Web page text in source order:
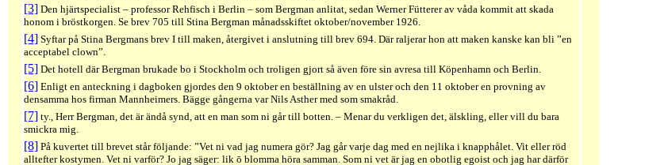
[3] Den hjärtspecialist – professor Rehfisch i Berlin – som Bergman anlitat, sedan Werner Fütterer av våda kommit att skada
honom i bröstkorgen. Se brev 705 till Stina Bergman månadsskiftet oktober/november 1926.
[4] Syftar på Stina Bergmans brev I till maken, återgivet i anslutning till brev 694. Där raljerar hon att maken kanske kan bli ”en
acceptabel clown”.
[5] Det hotell där Bergman brukade bo i Stockholm och troligen gjort så även före sin avresa till Köpenhamn och Berlin.
[6] Enligt en anteckning i dagboken gjordes den 9 oktober en beställning av en ulster och den 11 oktober en provning av
densamma hos firman Mannheimers. Bägge gångerna var Nils Asther med som smakråd.
[7] ty., Herr Bergman, det är ändå synd, att en man som ni går till botten. – Menar du verkligen det, älskling, eller vill du bara
smickra mig.
[8] På kuvertet till brevet står följande: ”Vet ni vad jag numera gör? Jag går varje dag med en nejlika i knapphålet. Vit eller röd
alltefter kostymen. Vet ni varför? Jo jag säger: lik ō blomma höra samman. Som ni vet är jag en obotlig egoist och jag har därför